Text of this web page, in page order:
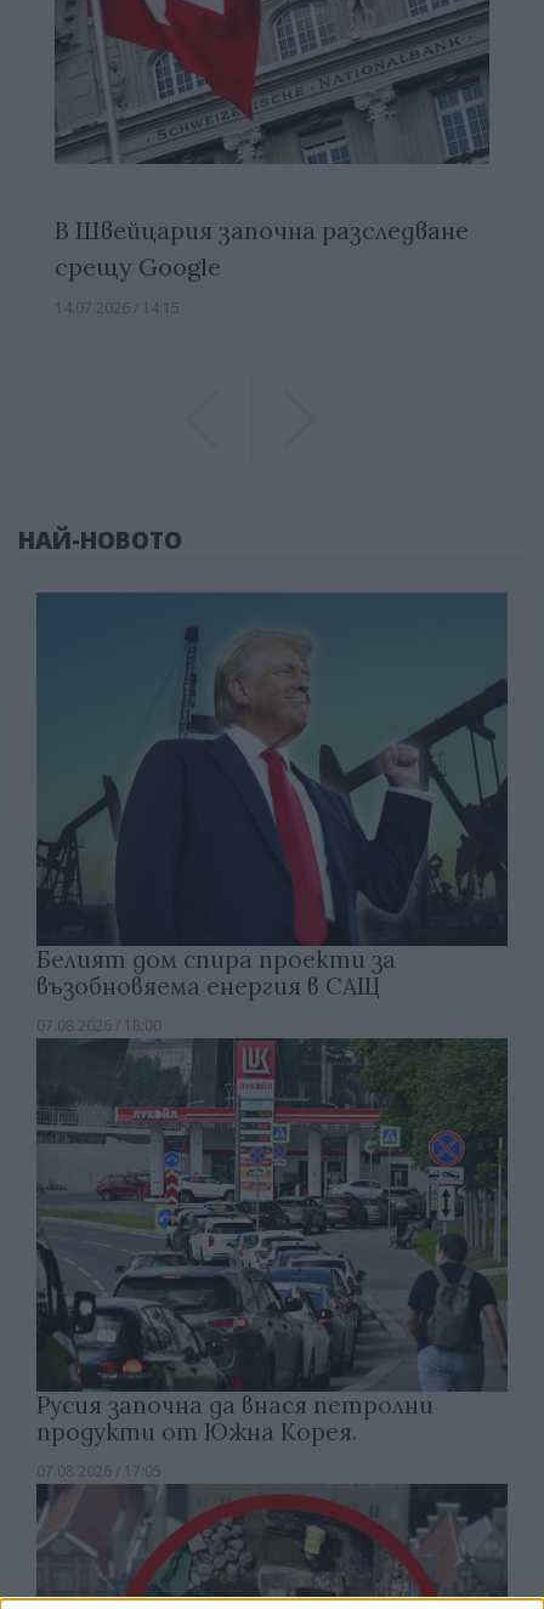
В Швейцария започна разследване
срещу Google
14.07.2026 / 14:15
НАЙ-НОВОТО
Белият дом спира проекти за
възобновяема енергия в САЩ
07.08.2026 / 18:00
Русия започна да внася петролни
продукти от Южна Корея.
07.08.2026 / 17:05